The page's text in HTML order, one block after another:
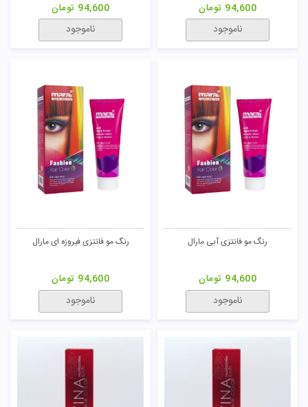
94,600 تومان
ناموجود
94,600 تومان
ناموجود
رنگ مو فانتزی آبی مارال
94,600 تومان
ناموجود
رنگ مو فانتزی فیروزه ای مارال
94,600 تومان
ناموجود